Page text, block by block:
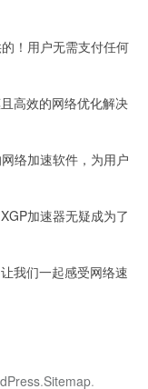
！用户无需支付任何
高效的网络优化解决
络加速软件，为用户
加速器无疑成为了
我们一起感受网络速
.Sitemap.